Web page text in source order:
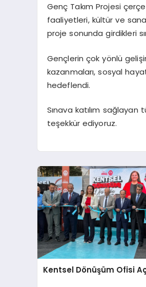
Genç Takım Projesi
faaliyetleri, kültür ve
proje sonunda girdikleri
Gençlerin çok yönlü
kazanmaları, sosyal
hedeflendi.
Sınava katılım
teşekkür ediyoruz.
Kentsel Dönüşüm Ofisi